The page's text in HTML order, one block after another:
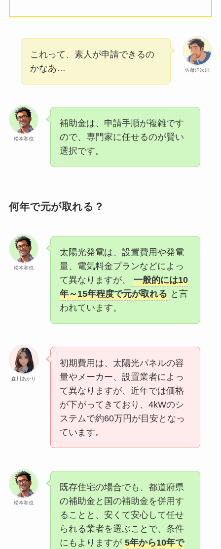
佐藤洋次郎
これって、素人が申請できるの
かなあ…
松本和也
補助金は、申請手順が複雑です
ので、専門家に任せるのが賢い
選択です。
何年で元が取れる？
松本和也
太陽光発電は、設置費用や発電
量、電気料金プランなどによっ
て異なりますが、
一般的には10
年～15年程度で元が取れる と言
われています。
森川あかり
初期費用は、太陽光パネルの容
量やメーカー、設置業者によっ
て異なりますが、近年では価格
が下がってきており、4kWのシ
ステムで約60万円が目安となっ
ています。
松本和也
既存住宅の場合でも、都道府県
の補助金と国の補助金を併用す
ることと、安くて安心して任せ
られる業者を選ぶことで、条件
にもよりますが 5年から10年で